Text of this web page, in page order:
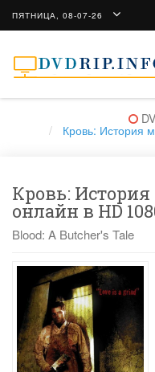
ПЯТНИЦА, 08-07-26
Кровь: История
Кровь:
онлайн в HD
Blood: A Butcher's Tale